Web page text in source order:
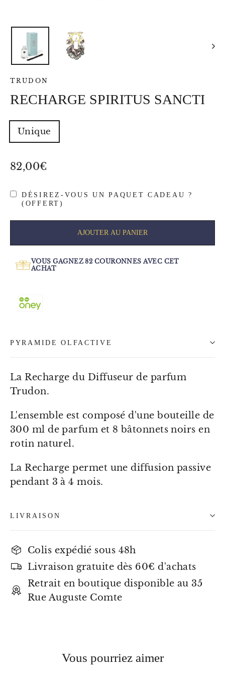
TRUDON
RECHARGE SPIRITUS SANCTI
VOLUME
Unique
Prix
82,00€
DÉSIREZ-VOUS UN PAQUET CADEAU ?
(OFFERT)
AJOUTER AU PANIER
VOUS GAGNEZ82 COURONNES AVEC CET
ACHAT
PYRAMIDE OLFACTIVE
La Recharge du Diffuseur de parfum
Trudon.
L'ensemble est composé d'une bouteille de
300 ml de parfum et 8 bâtonnets noirs en
rotin naturel.
La Recharge permet une diffusion passive
pendant 3 à 4 mois.
LIVRAISON
Colis expédié sous 48h
Livraison gratuite dès 60€ d'achats
Retrait en boutique disponible au 35
Rue Auguste Comte
Vous pourriez aimer